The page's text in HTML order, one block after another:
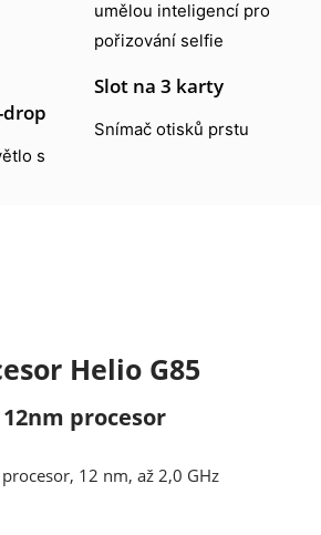
umělou inteligencí pro
pořizování selfie
s
Slot na 3 karty
Snímač otisků prstu
Helio G85
procesor
12 nm, až 2,0 GHz